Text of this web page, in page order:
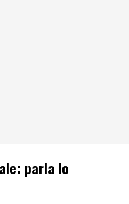
parla lo